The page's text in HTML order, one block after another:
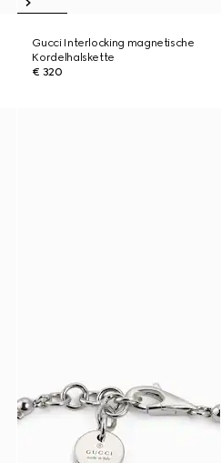
Gucci Interlocking magnetische
Kordelhalskette
€ 320